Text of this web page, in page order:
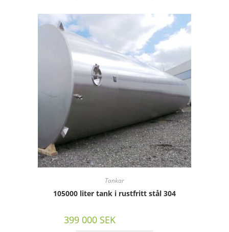
Tankar
105000 liter tank i rustfritt stål 304
399 000 SEK